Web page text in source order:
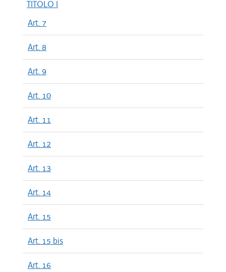
TITOLO I
Art. 7
Art. 8
Art. 9
Art. 10
Art. 11
Art. 12
Art. 13
Art. 14
Art. 15
Art. 15 bis
Art. 16